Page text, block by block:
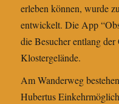
erleben können, wurde
entwickelt. Die App
die Besucher entlang der
Klostergelände.
Am Wanderweg
Hubertus